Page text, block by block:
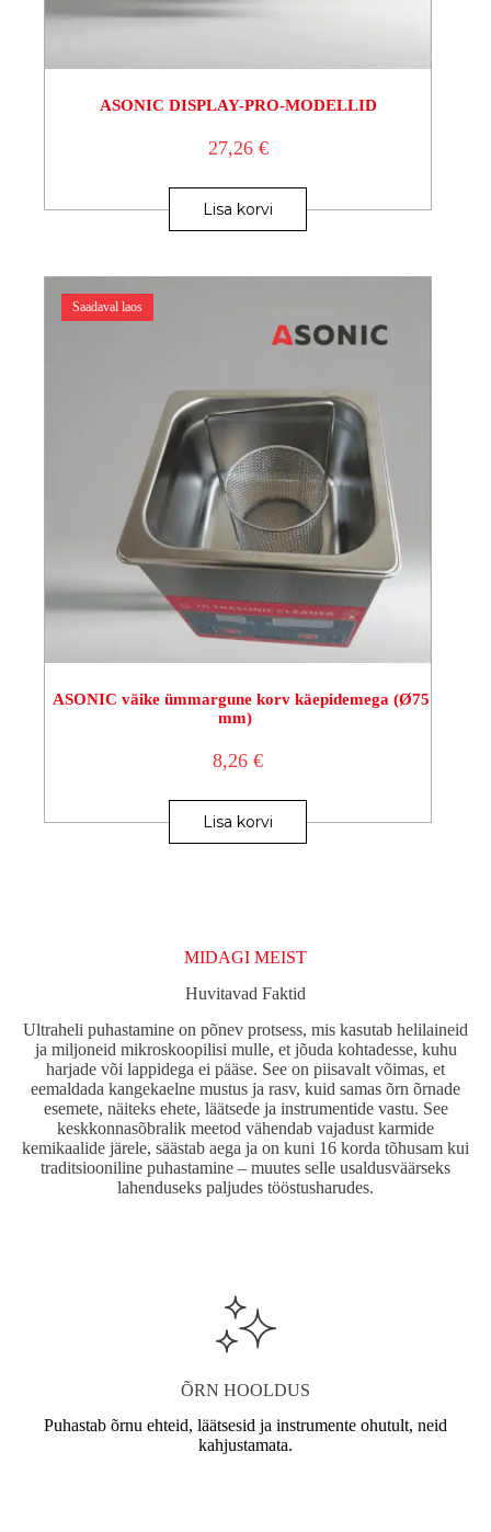
ASONIC DISPLAY-PRO-MODELLID
27,26 €
Lisa korvi
Saadaval laos
ASONIC väike ümmargune korv käepidemega (Ø75
mm)
8,26€
Lisa korvi
MIDAGI MEIST
Huvitavad Faktid
Ultraheli puhastamine on põnev protsess, mis kasutab helilaineid
ja miljoneid mikroskoopilisi mulle, et jõuda kohtadesse, kuhu
harjade või lappidega ei pääse. See on piisavalt võimas, et
eemaldada kangekaelne mustus ja rasv, kuid samas õrn õrnade
esemete, näiteks ehete, läätsede ja instrumentide vastu. See
keskkonnasõbralik meetod vähendab vajadust karmide
kemikaalide järele, säästab aega ja on kuni 16 korda tõhusam kui
traditsiooniline puhastamine – muutes selle usaldusväärseks
lahenduseks paljudes tööstusharudes.
ÕRN HOOLDUS
Puhastab õrnu ehteid, läätsesid ja instrumente ohutult, neid
kahjustamata.